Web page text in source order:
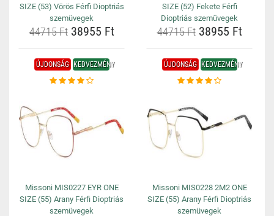
SIZE (53) Vörös Férfi Dioptriás
szemüvegek
44715 Ft38955 Ft
SIZE (52) Fekete Férfi
Dioptriás szemüvegek
44715 Ft38955 Ft
ÚJDONSÁG KEDVEZMÉNY
Missoni MIS0227 EYR ONE
SIZE (55) Arany Férfi Dioptriás
szemüvegek
ÚJDONSÁG KEDVEZMÉNY
Missoni MIS0228 2M2 ONE
SIZE (55) Arany Férfi Dioptriás
szemüvegek